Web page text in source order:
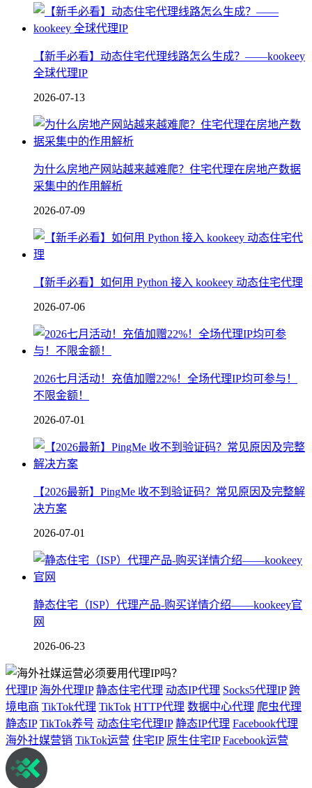
【新手必看】动态住宅代理线路怎么生成？——kookeey
全球代理IP
2026-07-13
为什么房地产网站越来越难爬？住宅代理在房地产数据
采集中的作用解析
2026-07-09
【新手必看】如何用 Python 接入 kookeey 动态住宅代理
2026-07-06
2026七月活动！充值加赠22%！全场代理IP均可参与！
不限金额！
2026-07-01
【2026最新】PingMe 收不到验证码？常见原因及完整解
决方案
2026-07-01
静态住宅（ISP）代理产品-购买详情介绍——kookeey官
网
2026-06-23
代理IP 海外代理IP 静态住宅代理 动态IP代理 Socks5代理IP 跨
境电商 TikTok代理 TikTok HTTP代理 数据中心代理 爬虫代理
静态IP TikTok养号 动态住宅代理IP 静态IP代理 Facebook代理
海外社媒营销 TikTok运营 住宅IP 原生住宅IP Facebook运营